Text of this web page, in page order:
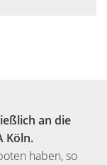
an die
Köln.
haben, so